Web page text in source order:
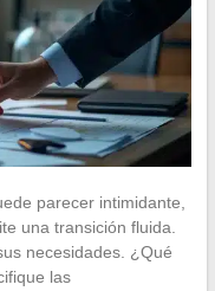
parecer intimidante,
una transición fluida.
necesidades. ¿Qué
las